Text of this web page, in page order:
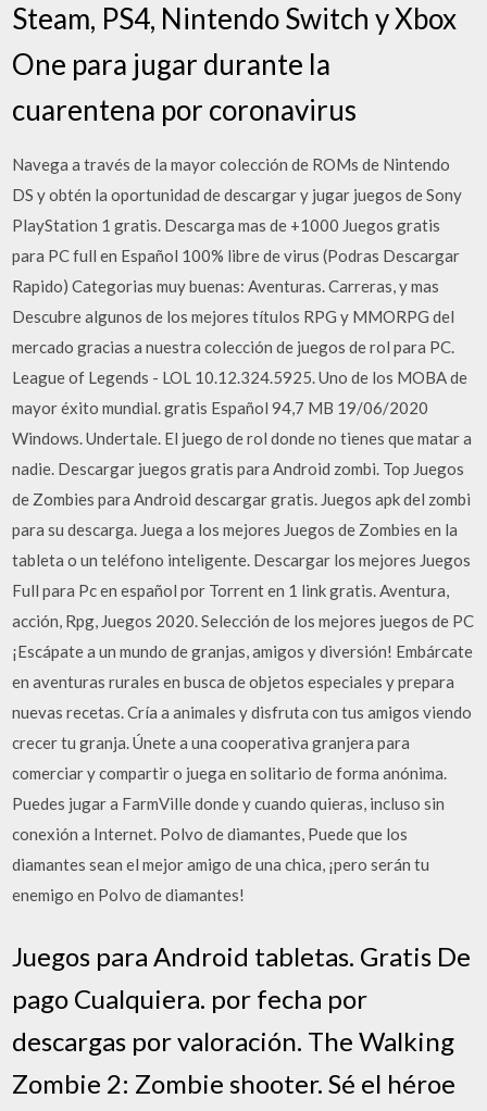
Steam, PS4, Nintendo Switch y Xbox
One para jugar durante la
cuarentena por coronavirus
Navega a través de la mayor colección de ROMs de Nintendo
DS y obtén la oportunidad de descargar y jugar juegos de Sony
PlayStation 1 gratis. Descarga mas de +1000 Juegos gratis
para PC full en Español 100% libre de virus (Podras Descargar
Rapido) Categorias muy buenas: Aventuras. Carreras, y mas
Descubre algunos de los mejores títulos RPG y MMORPG del
mercado gracias a nuestra colección de juegos de rol para PC.
League of Legends - LOL 10.12.324.5925. Uno de los MOBA de
mayor éxito mundial. gratis Español 94,7 MB 19/06/2020
Windows. Undertale. El juego de rol donde no tienes que matar a
nadie. Descargar juegos gratis para Android zombi. Top Juegos
de Zombies para Android descargar gratis. Juegos apk del zombi
para su descarga. Juega a los mejores Juegos de Zombies en la
tableta o un teléfono inteligente. Descargar los mejores Juegos
Full para Pc en español por Torrent en 1 link gratis. Aventura,
acción, Rpg, Juegos 2020. Selección de los mejores juegos de PC
¡Escápate a un mundo de granjas, amigos y diversión! Embárcate
en aventuras rurales en busca de objetos especiales y prepara
nuevas recetas. Cría a animales y disfruta con tus amigos viendo
crecer tu granja. Únete a una cooperativa granjera para
comerciar y compartir o juega en solitario de forma anónima.
Puedes jugar a FarmVille donde y cuando quieras, incluso sin
conexión a Internet. Polvo de diamantes, Puede que los
diamantes sean el mejor amigo de una chica, ¡pero serán tu
enemigo en Polvo de diamantes!
Juegos para Android tabletas. Gratis De
pago Cualquiera. por fecha por
descargas por valoración. The Walking
Zombie 2: Zombie shooter. Sé el héroe